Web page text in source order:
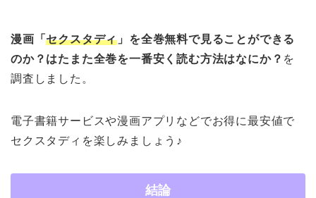
漫画「セクスタディ 」を全巻無料で見ることができる
のか？はたまた全巻を一番安く読む方法はなにか？ を
調査しました。
電子書籍サービスや漫画アプリなどでお得に最安値で
セクスタディを楽しみましょう♪
結論